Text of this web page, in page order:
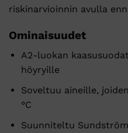
riskinarvioinnin avulla
Ominaisuudet
A2-luokan
höyryille
Soveltuu aineille,
°C
Suunniteltu